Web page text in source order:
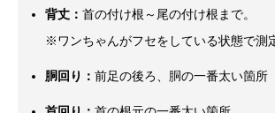
背丈： 首の付け根～尾の付け根まで。
※ワンちゃんがフセをしている状態で測
胴回り： 前足の後ろ、胴の一番太い箇所